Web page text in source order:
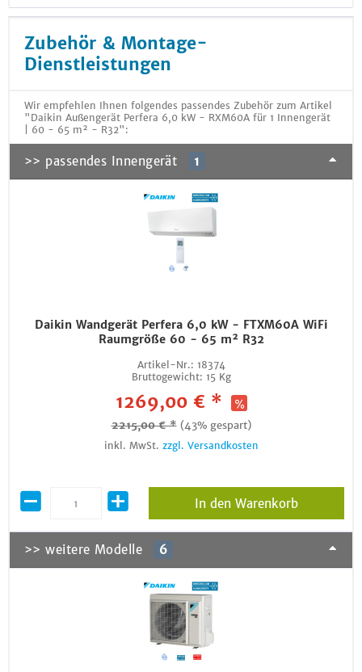
Zubehör & Montage-
Dienstleistungen
Wir empfehlen Ihnen folgendes passendes Zubehör zum Artikel
"Daikin Außengerät Perfera 6,0 kW - RXM60A für 1 Innengerät
| 60 - 65 m² - R32":
>> passendes Innengerät 1
Daikin Wandgerät Perfera 6,0 kW - FTXM60A WiFi
Raumgröße 60 - 65 m² R32
Artikel-Nr.: 18374
Bruttogewicht: 15 Kg
1269,00 € *
2215,00 € * (43% gespart)
inkl. MwSt. zzgl. Versandkosten
In den Warenkorb
>> weitere Modelle 6